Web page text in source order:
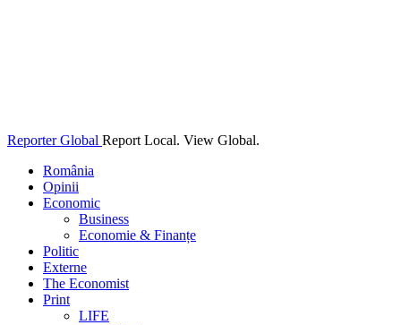
Reporter Global Report Local. View Global.
România
Opinii
Economic
Business
Economie & Finanțe
Politic
Externe
The Economist
Print
LIFE